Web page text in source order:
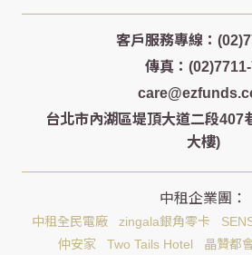
客戶服務專線：
傳真：
台北市內湖區堤頂大道二段407
大樓)
中租全民電廠 zingala銀角零卡
仲安家
Two Tails Hotel 晶贊都